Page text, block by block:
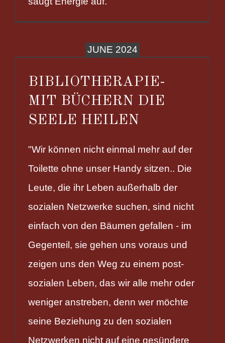
JUNE 2024
BIBLIOTHERAPIE-
MIT BÜCHERN DIE
SEELE HEILEN
"Wir können nicht einmal mehr auf der
Toilette ohne unser Handy sitzen.. Die
Leute, die ihr Leben außerhalb der
sozialen Netzwerke suchen, sind nicht
einfach von den Bäumen gefallen - im
Gegenteil, sie gehen uns voraus und
zeigen uns den Weg zu einem post-
sozialen Leben, das wir alle mehr oder
weniger anstreben, denn wer möchte
seine Beziehung zu den sozialen
Netzwerken nicht auf eine gesündere